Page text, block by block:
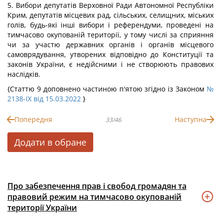
5. Вибори депутатів Верховної Ради Автономної Республіки
Крим, депутатів місцевих рад, сільських, селищних, міських
голів, будь-які інші вибори і референдуми, проведені на
тимчасово окупованій території, у тому числі за сприяння
чи за участю державних органів і органів місцевого
самоврядування, утворених відповідно до Конституції та
законів України, є недійсними і не створюють правових
наслідків.
{Статтю 9 доповнено частиною п'ятою згідно із Законом №
2138-IX від 15.03.2022 }
Попередня 33/46 Наступна
Додати в обране
Про забезпечення прав і свобод громадян та
правовий режим на тимчасово окупованій
території України